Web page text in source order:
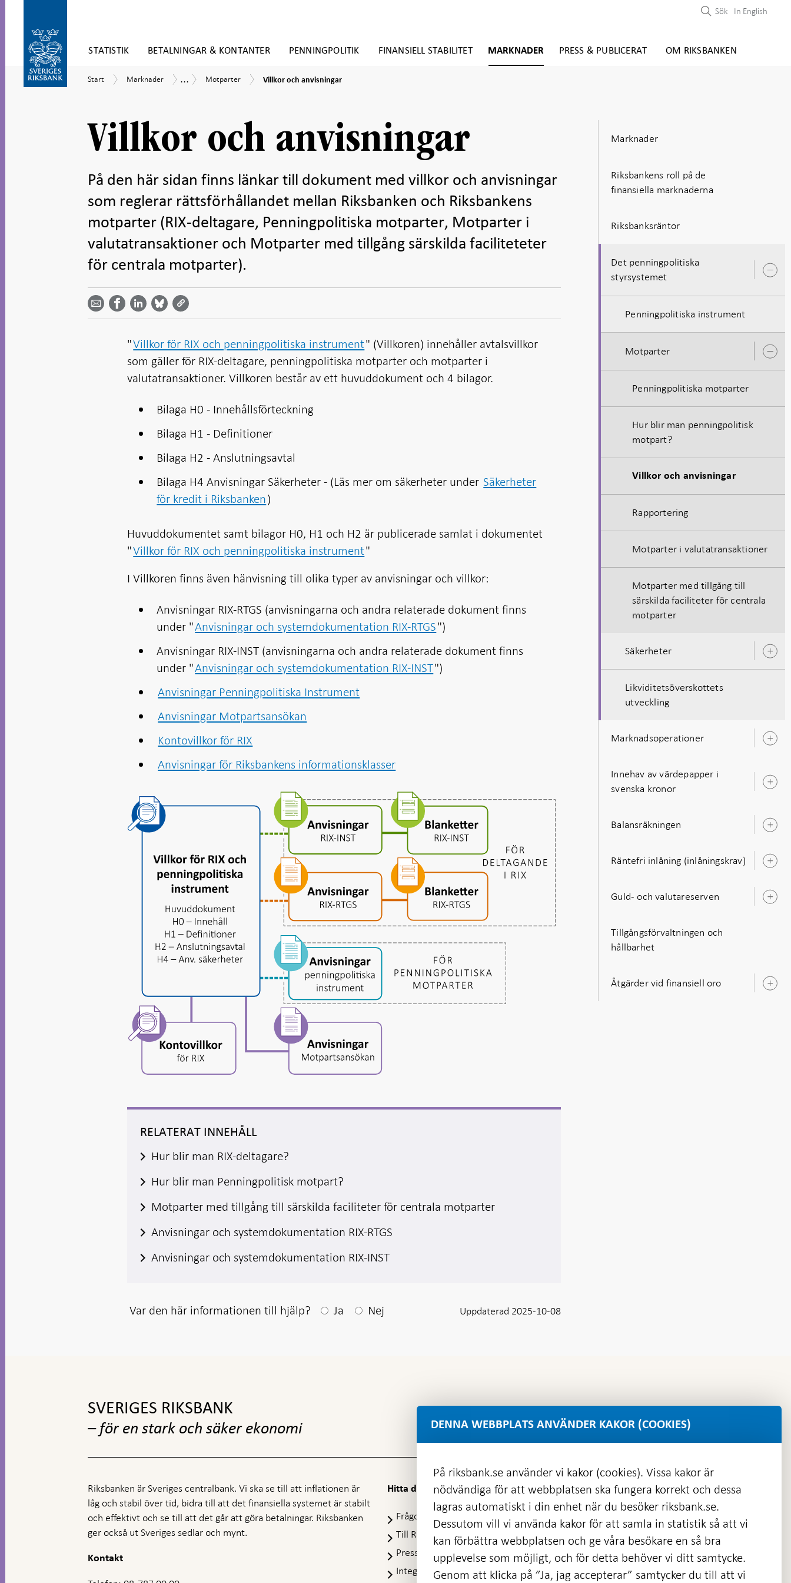
direkt
innehåll
STATISTIK BETALNINGAR & KONTANTER PENNINGPOLITIK FINANSIELL STABILITET MARKNADER PRESS & PUBLICERAT OM RIKSBANKEN
till
Sök In English
Start
Start Marknader
Marknader
Det
... Motparter
Motparter
Villkor
Villkor och anvisningar
Villkor och anvisningar
På den här sidan finns länkar till dokument med villkor och anvisningar
som reglerar rättsförhållandet mellan Riksbanken och Riksbankens
motparter (RIX-deltagare, Penningpolitiska motparter, Motparter i
valutatransaktioner och Motparter med tillgång särskilda faciliteteter
för centrala motparter).
Dela
email -
Öppnas
Dela på
Facebook
- Öppnas
Dela på
LinkedIn
-
Öppnas
på
Bluesky
-
i ny flik
på
Twitter
-
i ny flik
"Villkor för RIX och penningpolitiska instrument" (Villkoren) innehåller avtalsvillkor
som gäller för RIX-deltagare, penningpolitiska motparter och motparter i
valutatransaktioner. Villkoren består av ett huvuddokument och 4 bilagor.
Bilaga H0 - Innehållsförteckning
Bilaga H1 - Definitioner
Bilaga H2 - Anslutningsavtal
Bilaga H4 Anvisningar Säkerheter - (Läs mer om säkerheter under Säkerheter
för kredit i Riksbanken)
Huvuddokumentet samt bilagor H0, H1 och H2 är publicerade samlat i dokumentet
"Villkor för RIX och penningpolitiska instrument"
I Villkoren finns även hänvisning till olika typer av anvisningar och villkor:
Anvisningar RIX-RTGS (anvisningarna och andra relaterade dokument finns
under "Anvisningar och systemdokumentation RIX-RTGS")
Anvisningar RIX-INST (anvisningarna och andra relaterade dokument finns
under "Anvisningar och systemdokumentation RIX-INST")
Anvisningar Penningpolitiska Instrument
Anvisningar Motpartsansökan
Kontovillkor för RIX
Anvisningar för Riksbankens informationsklasser
RELATERAT INNEHÅLL
Hur blir man RIX-deltagare?
Hur blir man Penningpolitisk motpart?
Motparter med tillgång till särskilda faciliteter för centrala motparter
Anvisningar och systemdokumentation RIX-RTGS
Anvisningar och systemdokumentation RIX-INST
Var den här informationen till hjälp? Efter ditt svar visas en kommentarsruta
Ja Nej Uppdaterad 2025-10-08
Marknader
Riksbankens roll på de
finansiella marknaderna
Riksbanksräntor
Det penningpolitiska
styrsystemet
Penningpolitiska instrument
Motparter
Penningpolitiska motparter
Hur blir man penningpolitisk
motpart?
Villkor och anvisningar
Rapportering
Motparter i valutatransaktioner
Motparter med tillgång till
särskilda faciliteter för centrala
motparter
Säkerheter
Likviditetsöverskottets
utveckling
Marknadsoperationer
Innehav av värdepapper i
svenska kronor
Balansräkningen
Räntefri inlåning (inlåningskrav)
Guld- och valutareserven
Tillgångsförvaltningen och
hållbarhet
Åtgärder vid finansiell oro
SVERIGES RIKSBANK
– för en stark och säker ekonomi
Riksbanken är Sveriges centralbank. Vi ska se till att inflationen är
låg och stabil över tid, bidra till att det finansiella systemet är stabilt
och effektivt och se till att det går att göra betalningar. Riksbanken
ger också ut Sveriges sedlar och mynt.
Kontakt
Hitta direkt
Frågor och svar
Öppnas
i
ny
flik
Till Riksbankens webbarkiv
Öppnas
ny
Presskontakt
Integritetspolicy
DENNA WEBBPLATS ANVÄNDER KAKOR (COOKIES)
På riksbank.se använder vi kakor (cookies). Vissa kakor är
nödvändiga för att webbplatsen ska fungera korrekt och dessa
lagras automatiskt i din enhet när du besöker riksbank.se.
Dessutom vill vi använda kakor för att samla in statistik så att vi
kan förbättra webbplatsen och ge våra besökare en så bra
upplevelse som möjligt, och för detta behöver vi ditt samtycke.
Genom att klicka på ”Ja, jag accepterar” samtycker du till att vi